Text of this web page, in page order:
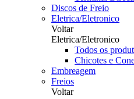
Discos de Freio
Eletrica/Eletronico
Voltar
Eletrica/Eletronico
Todos os
Chicotes e
Embreagem
Freios
Voltar